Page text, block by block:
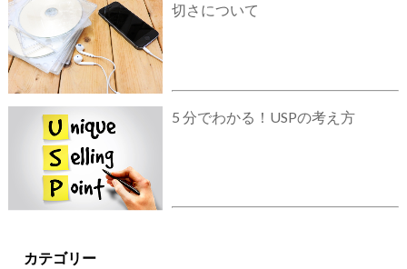
切さについて
5 分でわかる！USPの考え方
カテゴリー